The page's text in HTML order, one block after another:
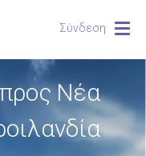
Σύνδεση
Νέα